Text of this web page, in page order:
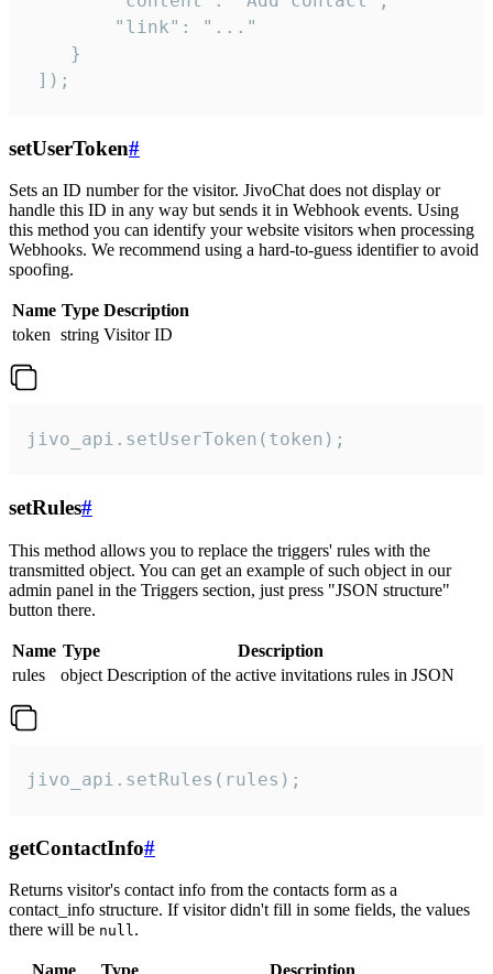
        "link": "..."
    }
]);
setUserToken#
Sets an ID number for the visitor. JivoChat does not display or
handle this ID in any way but sends it in Webhook events. Using
this method you can identify your website visitors when processing
Webhooks. We recommend using a hard-to-guess identifier to avoid
spoofing.
Name Type Description
token string Visitor ID
jivo_api.setUserToken(token);
setRules#
This method allows you to replace the triggers' rules with the
transmitted object. You can get an example of such object in our
admin panel in the Triggers section, just press "JSON structure"
button there.
Name Type
Description
rules
object Description of the active invitations rules in JSON
jivo_api.setRules(rules);
getContactInfo#
Returns visitor's contact info from the contacts form as a
contact_info structure. If visitor didn't fill in some fields, the values
there will be null.